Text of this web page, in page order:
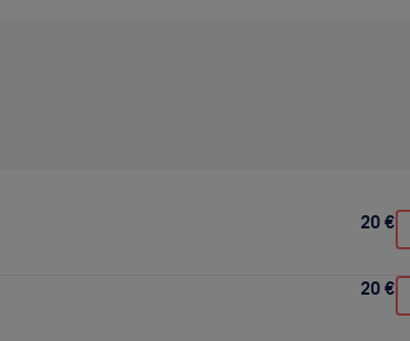
20 €
20 €